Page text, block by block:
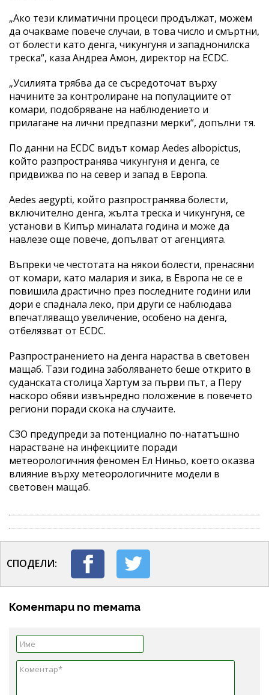
„Ако тези климатични процеси продължат, можем
да очакваме повече случаи, в това число и смъртни,
от болести като денга, чикунгуня и западнонилска
треска“, каза Андреа Амон, директор на ECDC.
„Усилията трябва да се съсредоточат върху
начините за контролиране на популациите от
комари, подобряване на наблюдението и
прилагане на лични предпазни мерки“, допълни тя.
По данни на ECDC видът комар Aedes albopictus,
който разпространява чикунгуня и денга, се
придвижва по на север и запад в Европа.
Aedes aegypti, който разпространява болести,
включително денга, жълта треска и чикунгуня, се
установи в Кипър миналата година и може да
навлезе още повече, допълват от агенцията.
Въпреки че честотата на някои болести, пренасяни
от комари, като малария и зика, в Европа не се е
повишила драстично през последните години или
дори е спаднала леко, при други се наблюдава
впечатляващо увеличение, особено на денга,
отбелязват от ECDC.
Разпространението на денга нараства в световен
мащаб. Тази година заболяването беше открито в
суданската столица Хартум за първи път, а Перу
наскоро обяви извънредно положение в повечето
региони поради скока на случаите.
СЗО предупреди за потенциално по-нататъшно
нарастване на инфекциите поради
метеорологичния феномен Ел Ниньо, което оказва
влияние върху метеорологичните модели в
световен мащаб.
СПОДЕЛИ:
Коментари по темата